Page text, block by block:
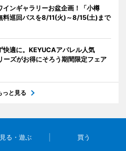
インギャラリーお盆企画！「小樽
料巡回バスを8/11(火)～8/15(土)まで
快適に。KEYUCAアパレル人気
ーズがお得にそろう期間限定フェア
っと見る
見る・遊ぶ 買う